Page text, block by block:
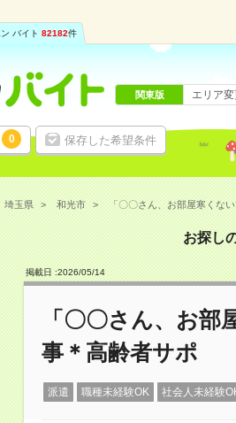
ン バイト 82182件
0 保存した希望条件
関東版 エリア変
埼玉県 和光市 「〇〇さん、お部屋寒くな
お探し
掲載日 :2026/05/14
「〇〇さん、お
事＊高齢者サポ
派遣 職種未経験OK 社会人未経験